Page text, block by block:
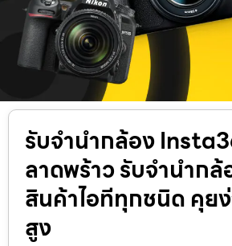
รับจำนำกล้อง
ลาดพร้าว รับจํานํากล้
สินค้าไอทีทุกชนิด คุยง่
สูง